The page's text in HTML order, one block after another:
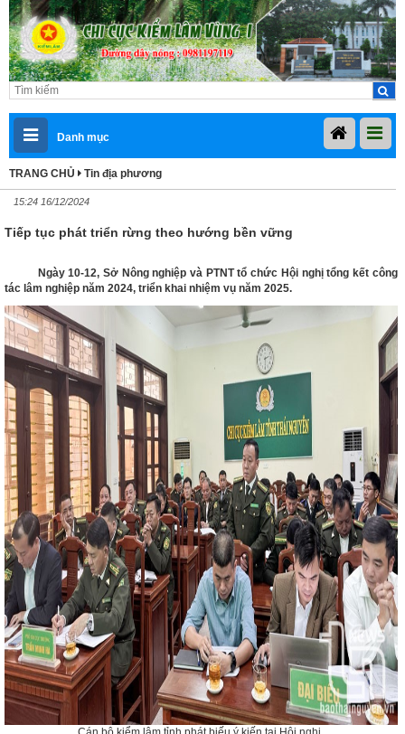
Danh mục
TRANG CHỦ Tin địa phương
15:24 16/12/2024
Tiếp tục phát triển rừng theo hướng bền vững
Ngày 10-12, Sở Nông nghiệp và PTNT tổ chức Hội nghị tổng kết công
tác lâm nghiệp năm 2024, triển khai nhiệm vụ năm 2025.